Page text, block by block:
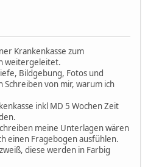
Krankenkasse zum
weitergeleitet.
Bildgebung, Fotos und
Schreiben von mir, warum ich
inkl MD 5 Wochen Zeit
meine Unterlagen wären
einen Fragebogen ausfühlen.
diese werden in Farbig